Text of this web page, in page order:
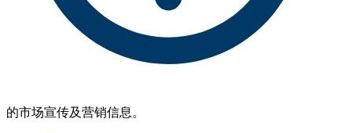
的市场宣传及营销信息。